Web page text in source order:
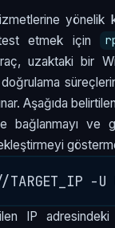
yönelik
test etmek için
uzaktaki bir
Aşağıda
bağlanmayı ve
IP adresindeki